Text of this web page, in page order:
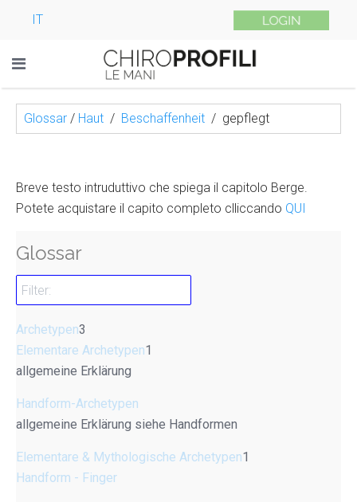
IT
Glossar / Haut Beschaffenheit gepflegt
Breve testo intruduttivo che spiega il capitolo Berge.
Potete acquistare il capito completo clliccando QUI
Glossar
Archetypen3
Elementare Archetypen1
allgemeine Erklärung
Handform-Archetypen
allgemeine Erklärung siehe Handformen
Elementare & Mythologische Archetypen1
Handform - Finger